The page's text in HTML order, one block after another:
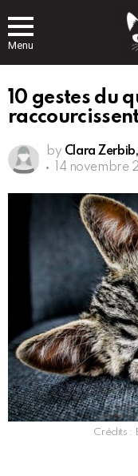
Menu
10 gestes du
by Clara
14 novembre
Crédits :